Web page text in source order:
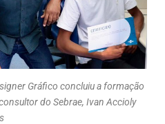
Gráfico concluiu a formação
do Sebrae, Ivan Accioly